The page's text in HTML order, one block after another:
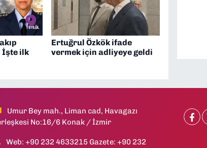
İşte ilk
Ertuğrul Özkök ifade
vermek için adliyeye geldi
Umur Bey mah., Liman cad, Havagazı
No:16/6 Konak / İzmir
Web: +90 232 4633215 Gazete: +90 232